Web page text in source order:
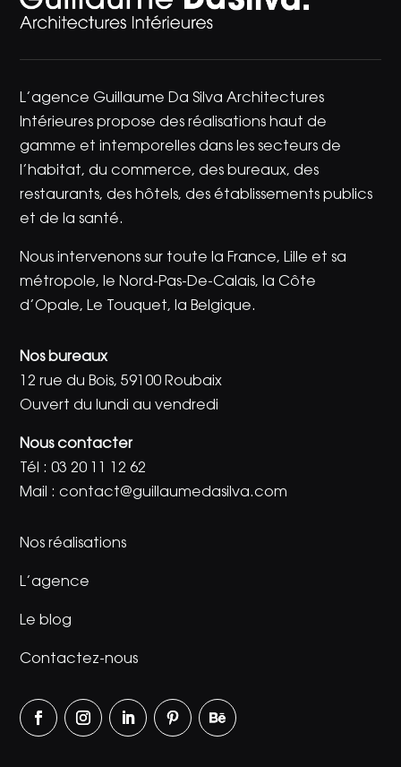
L’agence Guillaume Da Silva Architectures
Intérieures propose des réalisations haut de
gamme et intemporelles dans les secteurs de
l’habitat, du commerce, des bureaux, des
restaurants, des hôtels, des établissements publics
et de la santé.
Nous intervenons sur toute la France, Lille et sa
métropole, le Nord-Pas-De-Calais, la Côte
d’Opale, Le Touquet, la Belgique.
Nos bureaux
12 rue du Bois, 59100 Roubaix
Ouvert du lundi au vendredi
Nous contacter
Tél :03 20 11 12 62
Mail :contact@guillaumedasilva.com
Nos réalisations
L’agence
Le blog
Contactez-nous